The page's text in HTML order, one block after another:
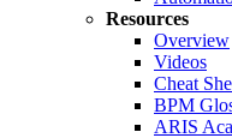
Resources
Overview
Videos
Cheat
BPM
ARIS